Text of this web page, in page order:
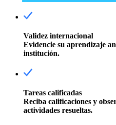
Validez internacional
Evidencie su aprendizaje
institución.
Tareas calificadas
Reciba calificaciones y
actividades resueltas.